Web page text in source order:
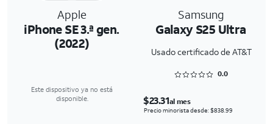
Apple
iPhone SE 3.ª gen.
(2022)
Samsung
Galaxy S25 Ultra
Usado certificado de AT&T
Rated 0 out of 5
0.0
Este dispositivo ya no está
disponible.
$23.31al mes
Precio minorista desde: $838.99